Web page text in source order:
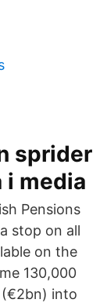
sprider
media
Pensions
stop on all
on the
130,000
(€2bn) into